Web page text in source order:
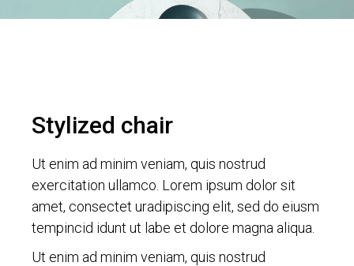
Stylized chair
Ut enim ad minim veniam, quis nostrud
exercitation ullamco. Lorem ipsum dolor sit
amet, consectet uradipiscing elit, sed do eiusm
tempincid idunt ut labe et dolore magna aliqua.
Ut enim ad minim veniam, quis nostrud